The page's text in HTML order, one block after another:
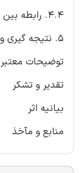
۴.۴. رابطه بین مزایای واسطه ای و توسعه مقصد
۵. نتیجه گیری و مفاهیم
توضیحات
تقدیر و تشکر
بیانیه اثر
منابع و مآخذ